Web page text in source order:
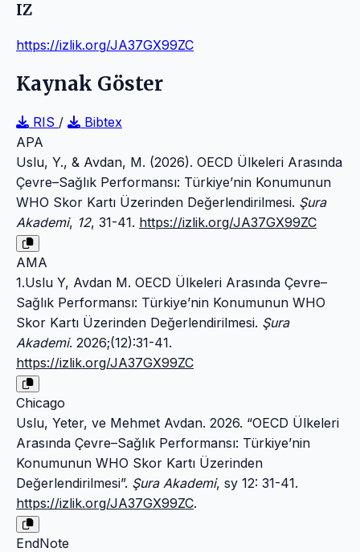
IZ
https://izlik.org/JA37GX99ZC
Kaynak Göster
RIS /
Bibtex
APA
Uslu, Y., & Avdan, M. (2026). OECD Ülkeleri Arasında
Çevre–Sağlık Performansı: Türkiye’nin Konumunun
WHO Skor Kartı Üzerinden Değerlendirilmesi. Şura
Akademi, 12, 31-41. https://izlik.org/JA37GX99ZC
AMA
1.Uslu Y, Avdan M. OECD Ülkeleri Arasında Çevre–
Sağlık Performansı: Türkiye’nin Konumunun WHO
Skor Kartı Üzerinden Değerlendirilmesi. Şura
Akademi. 2026;(12):31-41.
https://izlik.org/JA37GX99ZC
Chicago
Uslu, Yeter, ve Mehmet Avdan. 2026. “OECD Ülkeleri
Arasında Çevre–Sağlık Performansı: Türkiye’nin
Konumunun WHO Skor Kartı Üzerinden
Değerlendirilmesi”. Şura Akademi, sy 12: 31-41.
https://izlik.org/JA37GX99ZC.
EndNote